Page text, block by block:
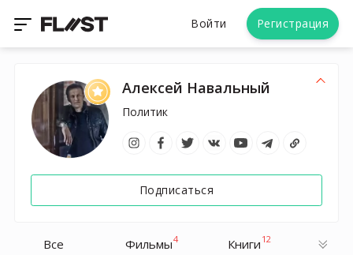
Войти Регистрация
Алексей Навальный
Политик
Подписаться
Все Фильмы4 Книги 12